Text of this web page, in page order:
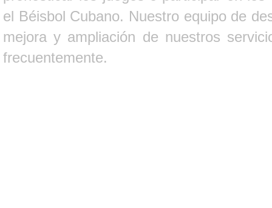
el Béisbol Cubano. Nuestro equipo de
mejora y ampliación de nuestros
frecuentemente.